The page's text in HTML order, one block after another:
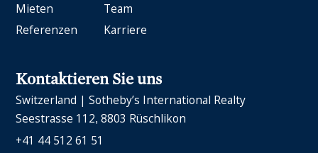
Mieten
Referenzen
Team
Karriere
Kontaktieren Sie uns
Switzerland | Sotheby’s International Realty
Seestrasse 112 8803 Rüschlikon
+41 44 512 61 51